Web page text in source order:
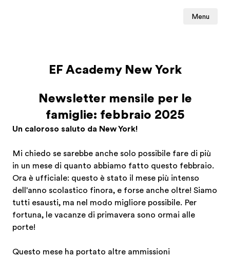
Menu
EF Academy New York
Newsletter mensile per le
famiglie: febbraio 2025
Un caloroso saluto da New York!
Mi chiedo se sarebbe anche solo possibile fare di più
in un mese di quanto abbiamo fatto questo febbraio.
Ora è ufficiale: questo è stato il mese più intenso
dell'anno scolastico finora, e forse anche oltre! Siamo
tutti esausti, ma nel modo migliore possibile. Per
fortuna, le vacanze di primavera sono ormai alle
porte!
Questo mese ha portato altre ammissioni